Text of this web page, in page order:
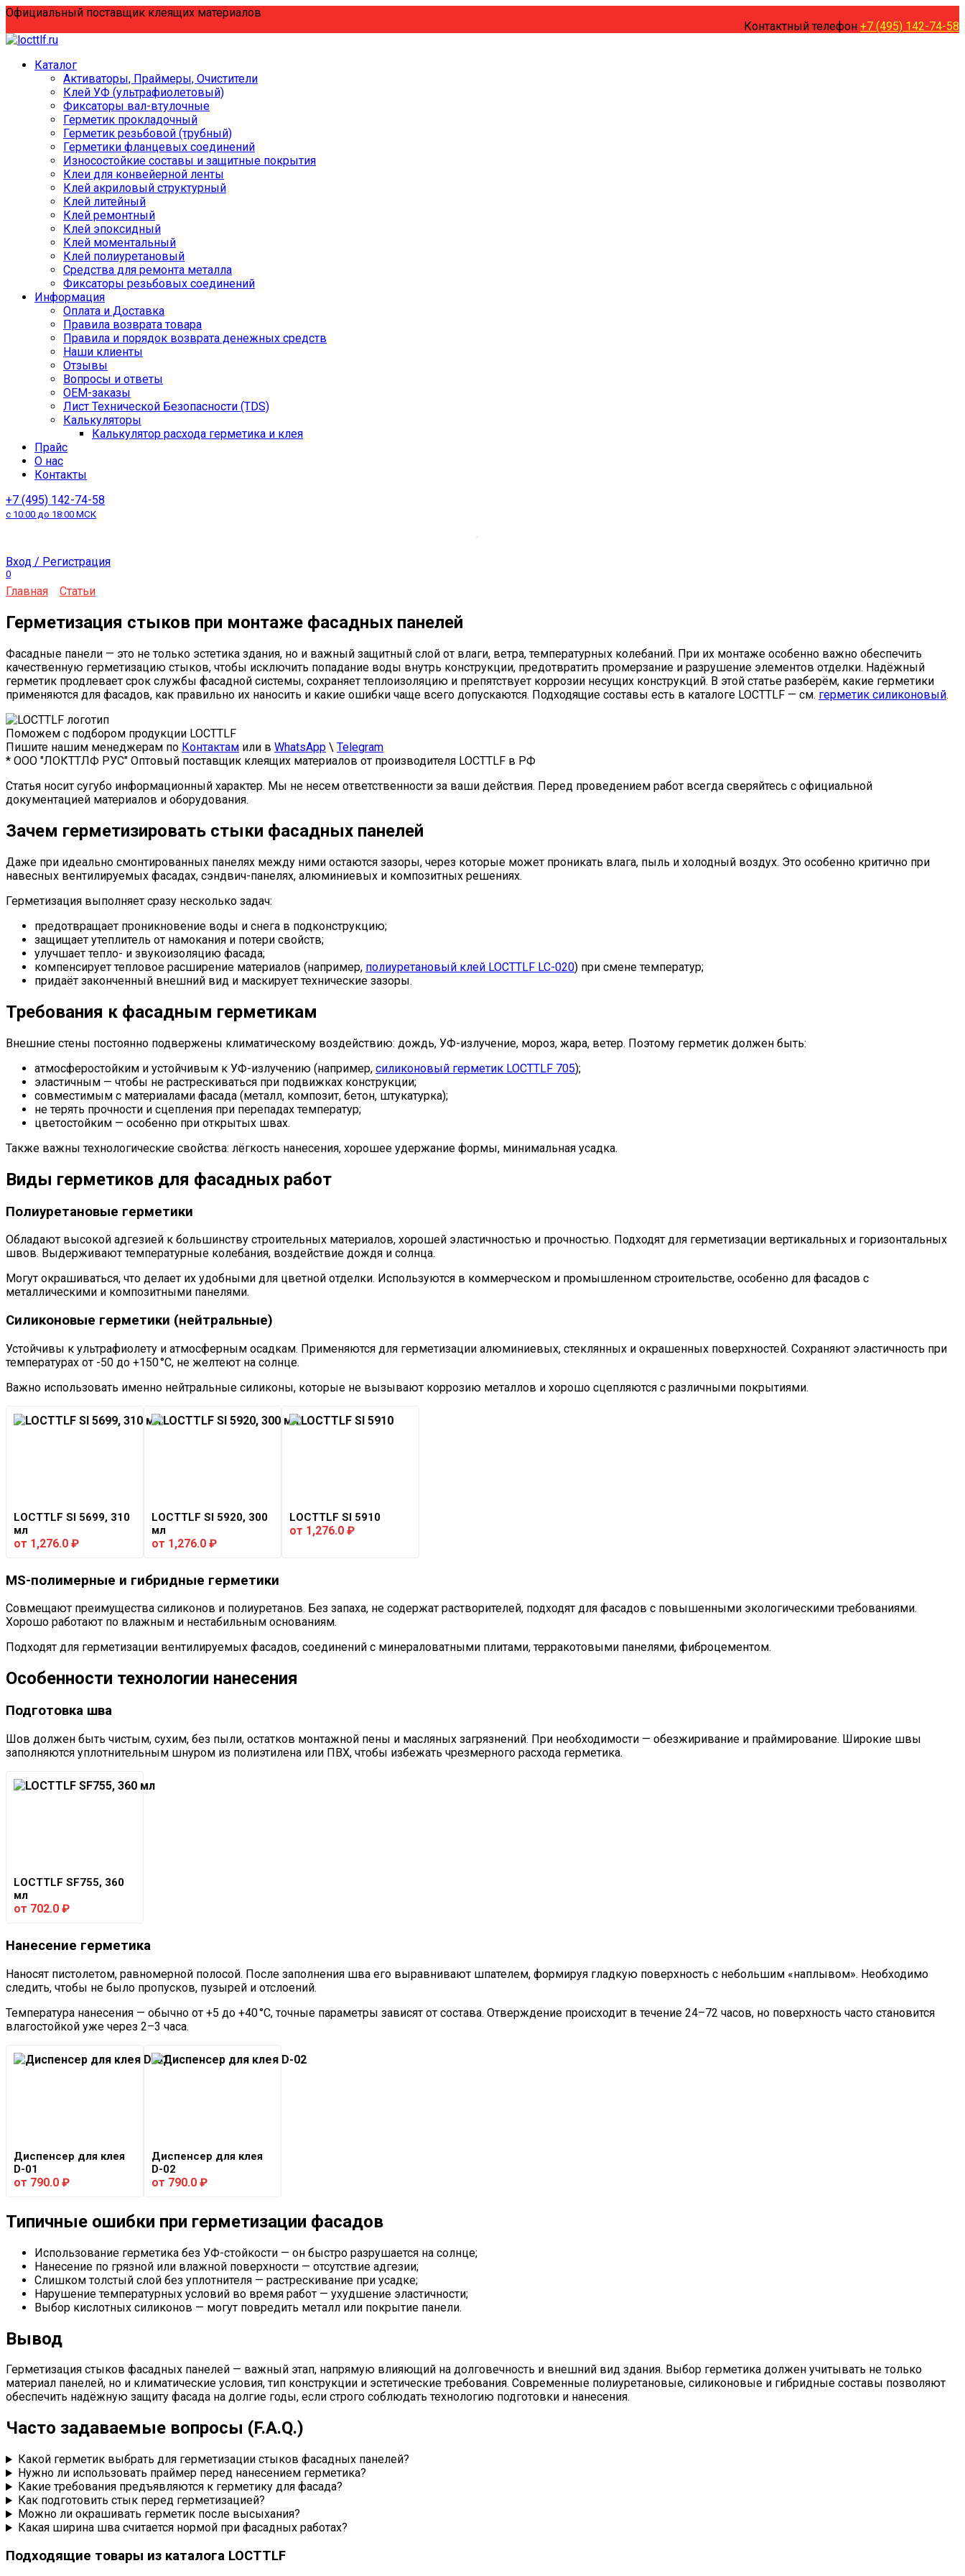
Перейти
содержанию
Официальный поставщик клеящих материалов
Контактный телефон +7 (495) 142-74-58
Каталог
Активаторы, Праймеры, Очистители
Клей УФ (ультрафиолетовый)
Фиксаторы вал-втулочные
Герметик прокладочный
Герметик резьбовой (трубный)
Герметики фланцевых соединений
Износостойкие составы и защитные покрытия
Клеи для конвейерной ленты
Клей акриловый структурный
Клей литейный
Клей ремонтный
Клей эпоксидный
Клей моментальный
Клей полиуретановый
Средства для ремонта металла
Фиксаторы резьбовых соединений
Информация
Оплата и Доставка
Правила возврата товара
Правила и порядок возврата денежных средств
Наши клиенты
Отзывы
Вопросы и ответы
OEM-заказы
Лист Технической Безопасности (TDS)
Калькуляторы
Калькулятор расхода герметика и клея
Прайс
О нас
Контакты
+7 (495) 142-74-58
с 10:00 до 18:00 МСК
Вход / Регистрация
0
Главная Статьи
Герметизация стыков при монтаже фасадных панелей
Фасадные панели — это не только эстетика здания, но и важный защитный слой от влаги, ветра, температурных колебаний. При их монтаже особенно важно обеспечить
качественную герметизацию стыков, чтобы исключить попадание воды внутрь конструкции, предотвратить промерзание и разрушение элементов отделки. Надёжный
герметик продлевает срок службы фасадной системы, сохраняет теплоизоляцию и препятствует коррозии несущих конструкций. В этой статье разберём, какие герметики
применяются для фасадов, как правильно их наносить и какие ошибки чаще всего допускаются. Подходящие составы есть в каталоге LOCTTLF — см. герметик силиконовый.
Поможем с подбором продукции LOCTTLF
Пишите нашим менеджерам по Контактам или в WhatsApp \ Telegram
* ООО "ЛОКТТЛФ РУС" Оптовый поставщик клеящих материалов от производителя LOCTTLF в РФ
Статья носит сугубо информационный характер. Мы не несем ответственности за ваши действия. Перед проведением работ всегда сверяйтесь с официальной
документацией материалов и оборудования.
Зачем герметизировать стыки фасадных панелей
Даже при идеально смонтированных панелях между ними остаются зазоры, через которые может проникать влага, пыль и холодный воздух. Это особенно критично при
навесных вентилируемых фасадах, сэндвич-панелях, алюминиевых и композитных решениях.
Герметизация выполняет сразу несколько задач:
предотвращает проникновение воды и снега в подконструкцию;
защищает утеплитель от намокания и потери свойств;
улучшает тепло- и звукоизоляцию фасада;
компенсирует тепловое расширение материалов (например, полиуретановый клей LOCTTLF LC-020) при смене температур;
придаёт законченный внешний вид и маскирует технические зазоры.
Требования к фасадным герметикам
Внешние стены постоянно подвержены климатическому воздействию: дождь, УФ-излучение, мороз, жара, ветер. Поэтому герметик должен быть:
атмосферостойким и устойчивым к УФ-излучению (например, силиконовый герметик LOCTTLF 705);
эластичным — чтобы не растрескиваться при подвижках конструкции;
совместимым с материалами фасада (металл, композит, бетон, штукатурка);
не терять прочности и сцепления при перепадах температур;
цветостойким — особенно при открытых швах.
Также важны технологические свойства: лёгкость нанесения, хорошее удержание формы, минимальная усадка.
Виды герметиков для фасадных работ
Полиуретановые герметики
Обладают высокой адгезией к большинству строительных материалов, хорошей эластичностью и прочностью. Подходят для герметизации вертикальных и горизонтальных
швов. Выдерживают температурные колебания, воздействие дождя и солнца.
Могут окрашиваться, что делает их удобными для цветной отделки. Используются в коммерческом и промышленном строительстве, особенно для фасадов с
металлическими и композитными панелями.
Силиконовые герметики (нейтральные)
Устойчивы к ультрафиолету и атмосферным осадкам. Применяются для герметизации алюминиевых, стеклянных и окрашенных поверхностей. Сохраняют эластичность при
температурах от -50 до +150 °C, не желтеют на солнце.
Важно использовать именно нейтральные силиконы, которые не вызывают коррозию металлов и хорошо сцепляются с различными покрытиями.
LOCTTLF SI 5699, 310
мл
от 1,276.0 ₽
LOCTTLF SI 5920, 300
мл
от 1,276.0 ₽
LOCTTLF SI 5910
от 1,276.0 ₽
MS-полимерные и гибридные герметики
Совмещают преимущества силиконов и полиуретанов. Без запаха, не содержат растворителей, подходят для фасадов с повышенными экологическими требованиями.
Хорошо работают по влажным и нестабильным основаниям.
Подходят для герметизации вентилируемых фасадов, соединений с минераловатными плитами, терракотовыми панелями, фиброцементом.
Особенности технологии нанесения
Подготовка шва
Шов должен быть чистым, сухим, без пыли, остатков монтажной пены и масляных загрязнений. При необходимости — обезжиривание и праймирование. Широкие швы
заполняются уплотнительным шнуром из полиэтилена или ПВХ, чтобы избежать чрезмерного расхода герметика.
LOCTTLF SF755, 360
мл
от 702.0 ₽
Нанесение герметика
Наносят пистолетом, равномерной полосой. После заполнения шва его выравнивают шпателем, формируя гладкую поверхность с небольшим «наплывом». Необходимо
следить, чтобы не было пропусков, пузырей и отслоений.
Температура нанесения — обычно от +5 до +40 °C, точные параметры зависят от состава. Отверждение происходит в течение 24–72 часов, но поверхность часто становится
влагостойкой уже через 2–3 часа.
Диспенсер для клея
D-01
от 790.0 ₽
Диспенсер для клея
D-02
от 790.0 ₽
Типичные ошибки при герметизации фасадов
Использование герметика без УФ-стойкости — он быстро разрушается на солнце;
Нанесение по грязной или влажной поверхности — отсутствие адгезии;
Слишком толстый слой без уплотнителя — растрескивание при усадке;
Нарушение температурных условий во время работ — ухудшение эластичности;
Выбор кислотных силиконов — могут повредить металл или покрытие панели.
Вывод
Герметизация стыков фасадных панелей — важный этап, напрямую влияющий на долговечность и внешний вид здания. Выбор герметика должен учитывать не только
материал панелей, но и климатические условия, тип конструкции и эстетические требования. Современные полиуретановые, силиконовые и гибридные составы позволяют
обеспечить надёжную защиту фасада на долгие годы, если строго соблюдать технологию подготовки и нанесения.
Часто задаваемые вопросы (F.A.Q.)
Какой герметик выбрать для герметизации стыков фасадных панелей?
Нужно ли использовать праймер перед нанесением герметика?
Какие требования предъявляются к герметику для фасада?
Как подготовить стык перед герметизацией?
Можно ли окрашивать герметик после высыхания?
Какая ширина шва считается нормой при фасадных работах?
Подходящие товары из каталога LOCTTLF